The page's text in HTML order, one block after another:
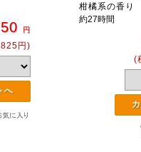
円
円)
柑橘系の香り
約27時間
(